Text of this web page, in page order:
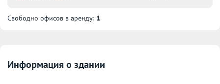
Свободно офисов в аренду: 1
Информация о здании